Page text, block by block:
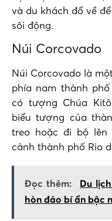
và du khách đổ về
sôi động.
Núi Corcovado
Núi Corcovado là
phía nam thành phố
có tượng Chúa
biểu tượng của
treo hoặc đi bộ lên
cảnh thành phố Rio
Đọc thêm:
Du
hòn đảo bí ẩn bậc